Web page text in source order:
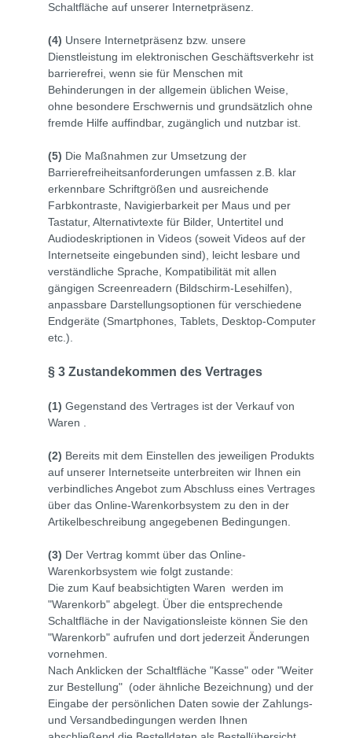
Schaltfläche auf unserer Internetpräsenz.
(4) Unsere Internetpräsenz bzw. unsere
Dienstleistung im elektronischen Geschäftsverkehr ist
barrierefrei, wenn sie für Menschen mit
Behinderungen in der allgemein üblichen Weise,
ohne besondere Erschwernis und grundsätzlich ohne
fremde Hilfe auffindbar, zugänglich und nutzbar ist.
(5) Die Maßnahmen zur Umsetzung der
Barrierefreiheitsanforderungen umfassen z.B. klar
erkennbare Schriftgrößen und ausreichende
Farbkontraste, Navigierbarkeit per Maus und per
Tastatur, Alternativtexte für Bilder, Untertitel und
Audiodeskriptionen in Videos (soweit Videos auf der
Internetseite eingebunden sind), leicht lesbare und
verständliche Sprache, Kompatibilität mit allen
gängigen Screenreadern (Bildschirm-Lesehilfen),
anpassbare Darstellungsoptionen für verschiedene
Endgeräte (Smartphones, Tablets, Desktop-Computer
etc.).
§ 3 Zustandekommen des Vertrages
(1) Gegenstand des Vertrages ist der Verkauf von
Waren
(2) Bereits mit dem Einstellen des jeweiligen Produkts
auf unserer Internetseite unterbreiten wir Ihnen ein
verbindliches Angebot zum Abschluss eines Vertrages
über das Online-Warenkorbsystem zu den in der
Artikelbeschreibung angegebenen Bedingungen.
(3) Der Vertrag kommt über das Online-
Warenkorbsystem wie folgt zustande:
Die zum Kauf beabsichtigten Waren werden im
"Warenkorb" abgelegt. Über die entsprechende
Schaltfläche in der Navigationsleiste können Sie den
"Warenkorb" aufrufen und dort jederzeit Änderungen
vornehmen.
Nach Anklicken der Schaltfläche "Kasse" oder "Weiter
zur Bestellung" (oder ähnliche Bezeichnung) und der
Eingabe der persönlichen Daten sowie der Zahlungs-
und Versandbedingungen werden Ihnen